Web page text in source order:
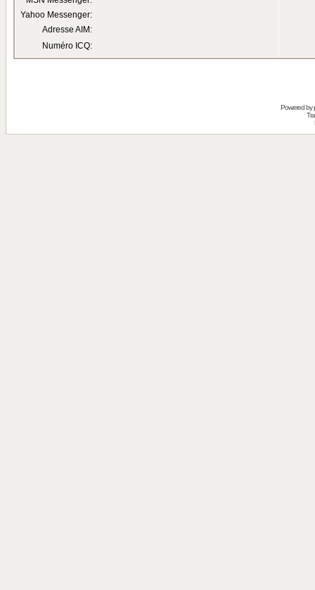
Yahoo Messenger:
Adresse AIM:
Numéro ICQ:
Powered by